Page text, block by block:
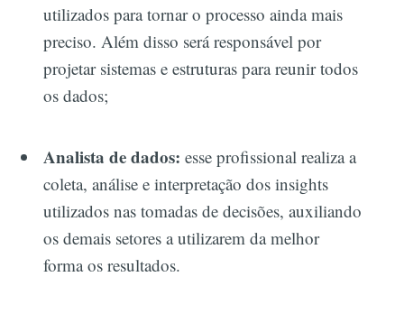
utilizados para tornar o processo ainda mais
preciso. Além disso será responsável por
projetar sistemas e estruturas para reunir todos
os dados;
Analista de dados:esse profissional realiza a
coleta, análise e interpretação dos insights
utilizados nas tomadas de decisões, auxiliando
os demais setores a utilizarem da melhor
forma os resultados.